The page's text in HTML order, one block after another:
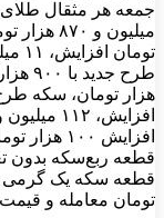
تومان معامله و